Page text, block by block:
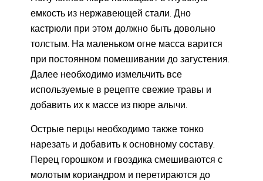
емкость из нержавеющей стали. Дно
кастрюли при этом должно быть довольно
толстым. На маленьком огне масса варится
при постоянном помешивании до загустения.
Далее необходимо измельчить все
используемые в рецепте свежие травы и
добавить их к массе из пюре алычи.
Острые перцы необходимо также тонко
нарезать и добавить к основному составу.
Перец горошком и гвоздика смешиваются с
молотым кориандром и перетираются до